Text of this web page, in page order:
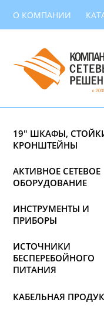
О КОМПАНИИ
19" ШКАФЫ,
КРОНШТЕЙНЫ
АКТИВНОЕ СЕТЕВОЕ
ОБОРУДОВАНИЕ
ИНСТРУМЕНТЫ И
ПРИБОРЫ
ИСТОЧНИКИ
БЕСПЕРЕБОЙНОГО
ПИТАНИЯ
КАБЕЛЬНАЯ